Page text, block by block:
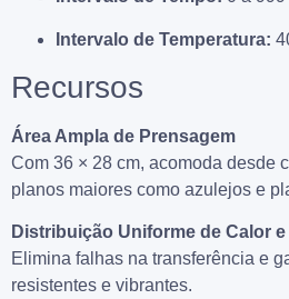
Intervalo de Temperatura:
Recursos
Área Ampla de Prensagem
Com 36 × 28 cm, acomoda desde
planos maiores como azulejos e
Distribuição Uniforme de Calor
Elimina falhas na transferência e
resistentes e vibrantes.